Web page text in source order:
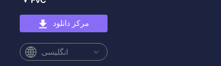
مرکز دانلود
انگلیسی